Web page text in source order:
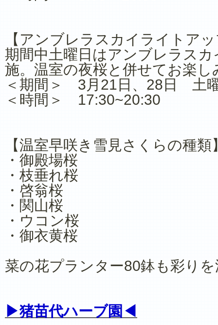
【アンブレラスカイライトア
期間中土曜日はアンブレラス
施。温室の夜桜と併せてお楽し
＜期間＞ 3月21日、28日 土
＜時間＞ 17:30~20:30
【温室早咲き雪見さくらの種類
・御殿場桜
・枝垂れ桜
・啓翁桜
・関山桜
・ウコン桜
・御衣黄桜
菜の花プランター80鉢も彩り
▶猪苗代ハーブ園◀